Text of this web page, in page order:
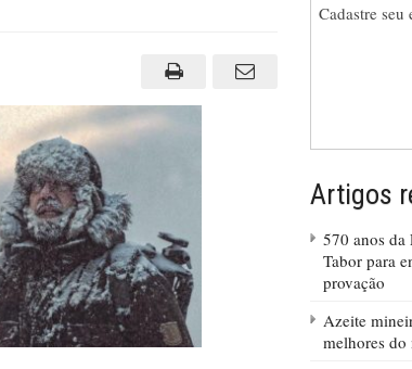
Cadastre
Artigos
570 anos da
Tabor para
provação
Azeite
melhores do